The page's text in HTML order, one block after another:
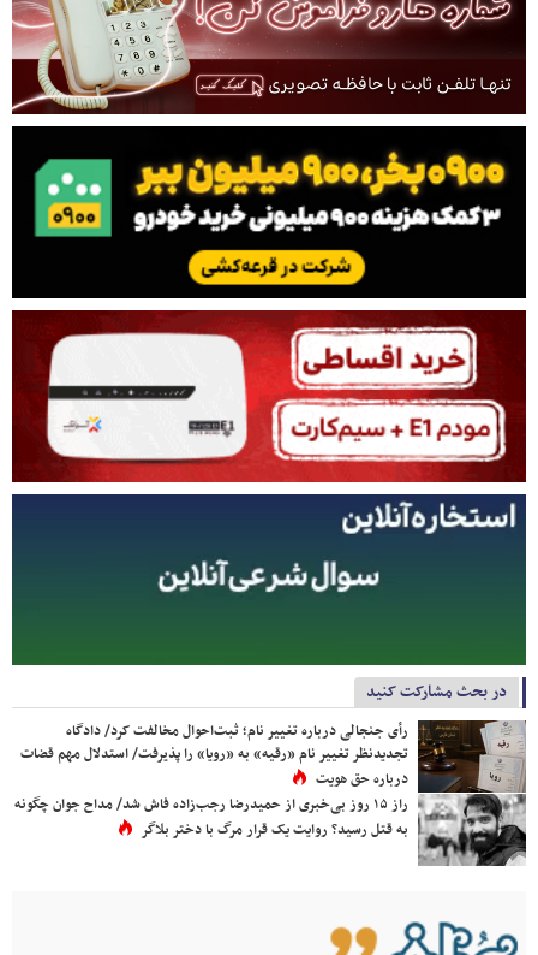
در بحث مشارکت کنید
رأی جنجالی درباره تغییر نام؛ ثبت‌احوال مخالفت کرد/ دادگاه
تجدیدنظر تغییر نام «رقیه» به «رویا» را پذیرفت/ استدلال مهم قضات
درباره حق هویت
راز ۱۵ روز بی‌خبری از حمیدرضا رجب‌زاده فاش شد/ مداح جوان چگونه
به قتل رسید؟ روایت یک قرار مرگ با دختر بلاگر